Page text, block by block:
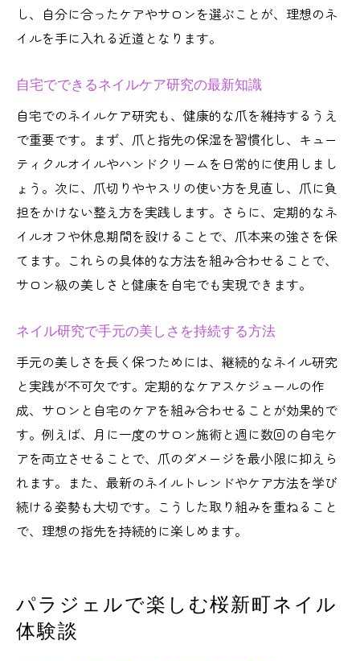
し、自分に合ったケアやサロンを選ぶことが、理想のネ
イルを手に入れる近道となります。
自宅でできるネイルケア研究の最新知識
自宅でのネイルケア研究も、健康的な爪を維持するうえ
で重要です。まず、爪と指先の保湿を習慣化し、キュー
ティクルオイルやハンドクリームを日常的に使用しまし
ょう。次に、爪切りやヤスリの使い方を見直し、爪に負
担をかけない整え方を実践します。さらに、定期的なネ
イルオフや休息期間を設けることで、爪本来の強さを保
てます。これらの具体的な方法を組み合わせることで、
サロン級の美しさと健康を自宅でも実現できます。
ネイル研究で手元の美しさを持続する方法
手元の美しさを長く保つためには、継続的なネイル研究
と実践が不可欠です。定期的なケアスケジュールの作
成、サロンと自宅のケアを組み合わせることが効果的で
す。例えば、月に一度のサロン施術と週に数回の自宅ケ
アを両立させることで、爪のダメージを最小限に抑えら
れます。また、最新のネイルトレンドやケア方法を学び
続ける姿勢も大切です。こうした取り組みを重ねること
で、理想の指先を持続的に楽しめます。
パラジェルで楽しむ桜新町ネイル
体験談